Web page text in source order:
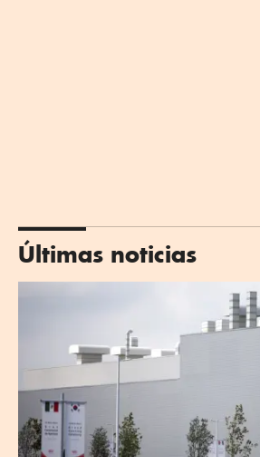
Últimas noticias